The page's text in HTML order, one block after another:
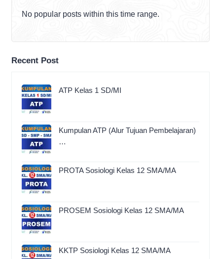
No popular posts within this time range.
Recent Post
ATP Kelas 1 SD/MI
Kumpulan ATP (Alur Tujuan Pembelajaran)
…
PROTA Sosiologi Kelas 12 SMA/MA
PROSEM Sosiologi Kelas 12 SMA/MA
KKTP Sosiologi Kelas 12 SMA/MA